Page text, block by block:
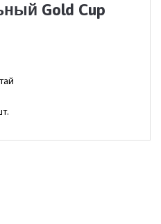
Gold Cup